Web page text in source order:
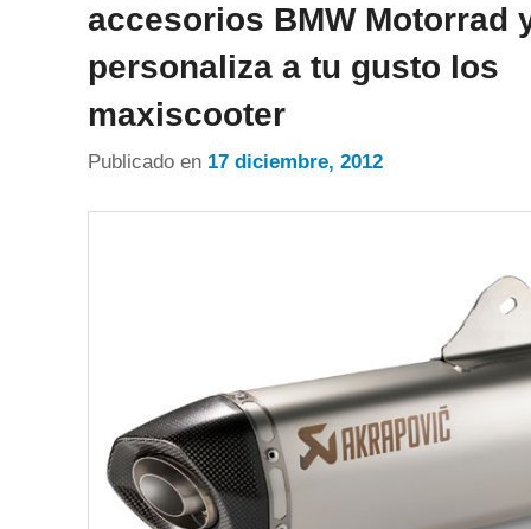
accesorios BMW Motorrad
personaliza a tu gusto los
maxiscooter
Publicado en 17 diciembre, 2012